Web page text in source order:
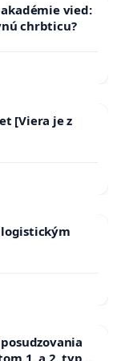
vied:
chrbticu?
[Viera je z
1. a 2. typu